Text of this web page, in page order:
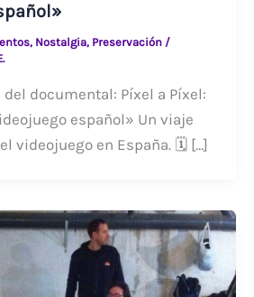
, Nostalgia, Preservación/
del documental: Píxel a Píxel:
español» Un viaje
videojuego en España. 🗓 […]